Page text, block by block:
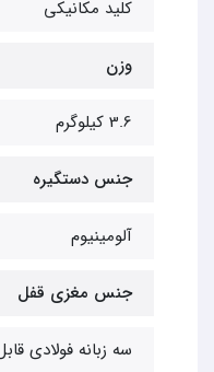
کلید مکانیکی
وزن
3.6 کیلوگرم
جنس دستگیره
آلومینیوم
جنس مغزی قفل
سه زبانه فولادی